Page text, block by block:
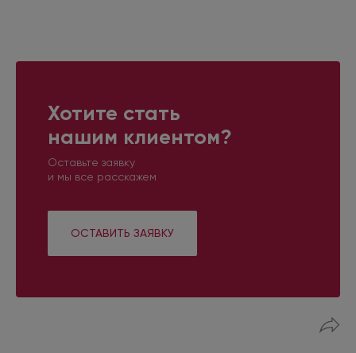
Хотите стать
нашим клиентом?
Оставьте заявку
и мы все расскажем
ОСТАВИТЬ ЗАЯВКУ